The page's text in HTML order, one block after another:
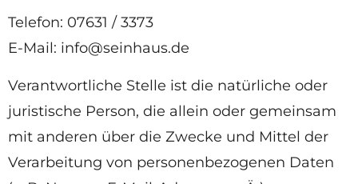
Telefon: 07631 / 3373
E-Mail: info@seinhaus.de
Verantwortliche Stelle ist die natürliche oder
juristische Person, die allein oder gemeinsam
mit anderen über die Zwecke und Mittel der
Verarbeitung von personenbezogenen Daten